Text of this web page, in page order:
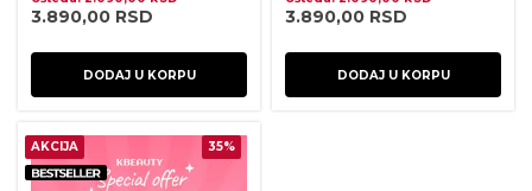
3.890,00 RSD
DODAJ U KORPU
3.890,00 RSD
DODAJ U KORPU
AKCIJA 35%